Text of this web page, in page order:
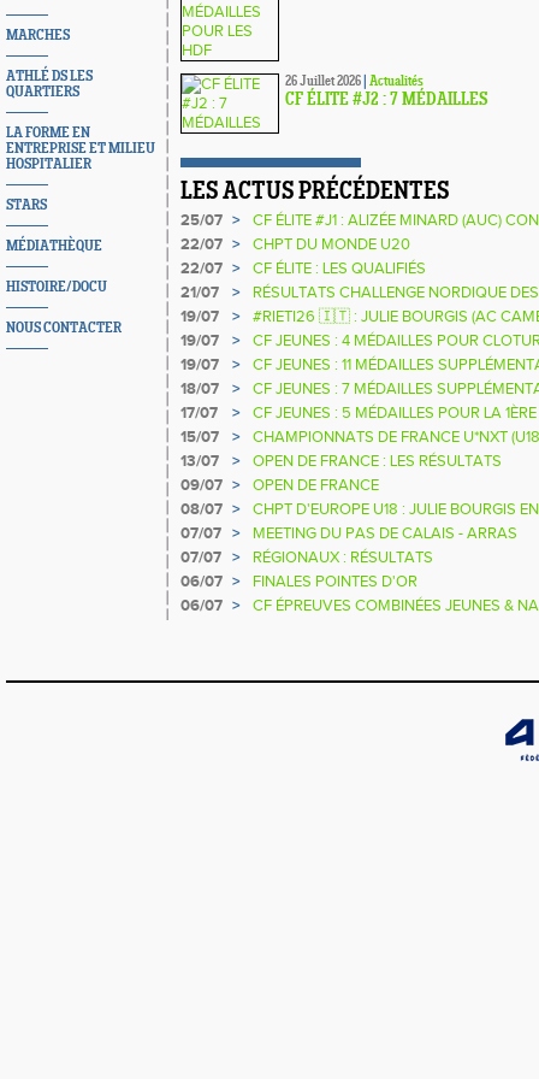
MARCHES
ATHLÉ DS LES
QUARTIERS
LA FORME EN
ENTREPRISE ET MILIEU
HOSPITALIER
STARS
MÉDIATHÈQUE
HISTOIRE/DOCU
NOUS CONTACTER
26 Juillet 2026 Actualités
CF ÉLITE #J2 : 7 MÉDAILLES
LES ACTUS PRÉCÉDENTES
25/07 >
CF ÉLITE #J1 : ALIZÉE MINARD (AUC)
NATIONALE
22/07 >
CHPT DU MONDE U20
22/07 >
CF ÉLITE : LES QUALIFIÉS
21/07
>
RÉSULTATS CHALLENGE NORDIQUE
2025 2026
19/07 >
#RIETI26 🇮🇹 : JULIE BOURGIS (AC
D'EUROPE U18 DE LA PERCHE
19/07 >
CF JEUNES : 4 MÉDAILLES POUR
19/07
>
CF JEUNES : 11 MÉDAILLES
18/07
>
CF JEUNES : 7 MÉDAILLES
17/07
>
CF JEUNES : 5 MÉDAILLES POUR LA
15/07
>
CHAMPIONNATS DE FRANCE U*NXT
13/07
>
OPEN DE FRANCE : LES RÉSULTATS
09/07 >
OPEN DE FRANCE
08/07 >
CHPT D'EUROPE U18 : JULIE BOURGIS
07/07 >
MEETING DU PAS DE CALAIS - ARRAS
07/07 >
RÉGIONAUX : RÉSULTATS
06/07 >
FINALES POINTES D'OR
06/07 > CF ÉPREUVES COMBINÉES JEUNES &